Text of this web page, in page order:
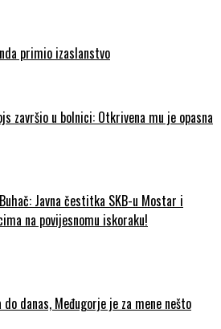
primio izaslanstvo
završio u bolnici: Otkrivena mu je opasna
Javna čestitka SKB-u Mostar i
na povijesnomu iskoraku!
danas, Međugorje je za mene nešto